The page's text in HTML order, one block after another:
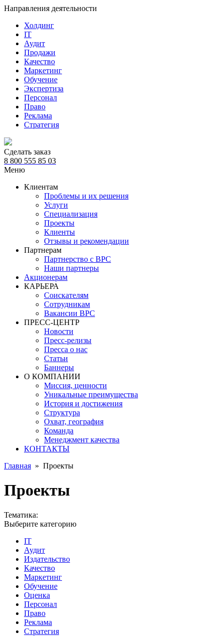
Направления деятельности
Холдинг
IT
Аудит
Продажи
Качество
Маркетинг
Обучение
Экспертиза
Персонал
Право
Реклама
Стратегия
Сделать заказ
8 800 555 85 03
Меню
Клиентам
Проблемы и их решения
Услуги
Специализация
Проекты
Клиенты
Отзывы и рекомендации
Партнерам
Партнерство с BPC
Наши партнеры
Акционерам
КАРЬЕРА
Соискателям
Сотрудникам
Вакансии BPC
ПРЕСС-ЦЕНТР
Новости
Пресс-релизы
Пресса о нас
Статьи
Баннеры
О КОМПАНИИ
Миссия, ценности
Уникальные преимущества
История и достижения
Структура
Охват, география
Команда
Менеджмент качества
КОНТАКТЫ
Главная » Проекты
Проекты
Тематика:
Выберите категорию
IT
Аудит
Издательство
Качество
Маркетинг
Обучение
Оценка
Персонал
Право
Реклама
Стратегия